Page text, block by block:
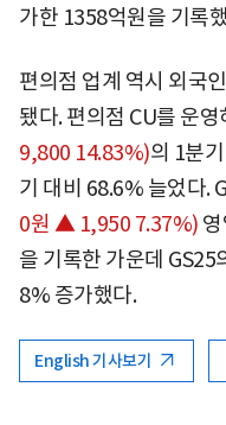
가한 1358억원을 기록
편의점 업계 역시 외국
됐다. 편의점 CU를 운영
9,800 14.83%)의 1분
기 대비 68.6% 늘었다.
0원 ▲ 1,950 7.37%)
을 기록한 가운데
8% 증가했다.
English 기사보기